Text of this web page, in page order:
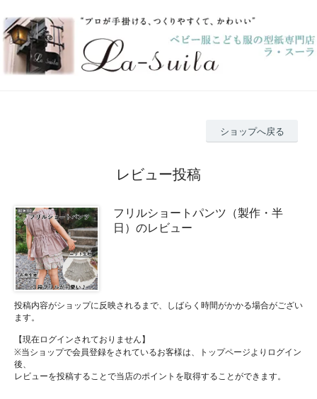
ショップへ戻る
レビュー投稿
フリルショートパンツ（製作・半
日）のレビュー
投稿内容がショップに反映されるまで、しばらく時間がかかる場合がござい
ます。
【現在ログインされておりません】
※当ショップで会員登録をされているお客様は、トップページよりログイン
後、
レビューを投稿することで当店のポイントを取得することができます。